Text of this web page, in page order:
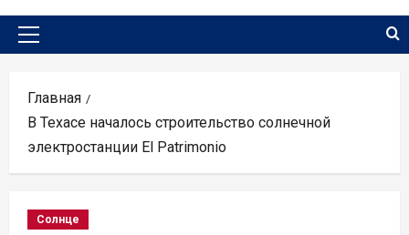
Основное
Главная
В Техасе началось строительство солнечной
электростанции El Patrimonio
Солнце